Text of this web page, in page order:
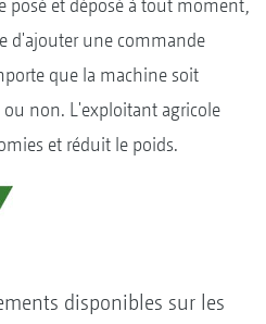
posé et déposé à tout moment,
d'ajouter une commande
que la machine soit
non. L'exploitant agricole
et réduit le poids.
disponibles sur les